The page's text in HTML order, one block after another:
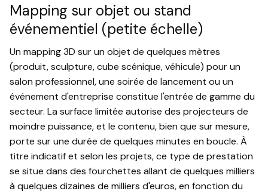
Mapping sur objet ou stand
événementiel (petite échelle)
Un mapping 3D sur un objet de quelques mètres
(produit, sculpture, cube scénique, véhicule) pour un
salon professionnel, une soirée de lancement ou un
événement d'entreprise constitue l'entrée de gamme du
secteur. La surface limitée autorise des projecteurs de
moindre puissance, et le contenu, bien que sur mesure,
porte sur une durée de quelques minutes en boucle. À
titre indicatif et selon les projets, ce type de prestation
se situe dans des fourchettes allant de quelques milliers
à quelques dizaines de milliers d'euros, en fonction du